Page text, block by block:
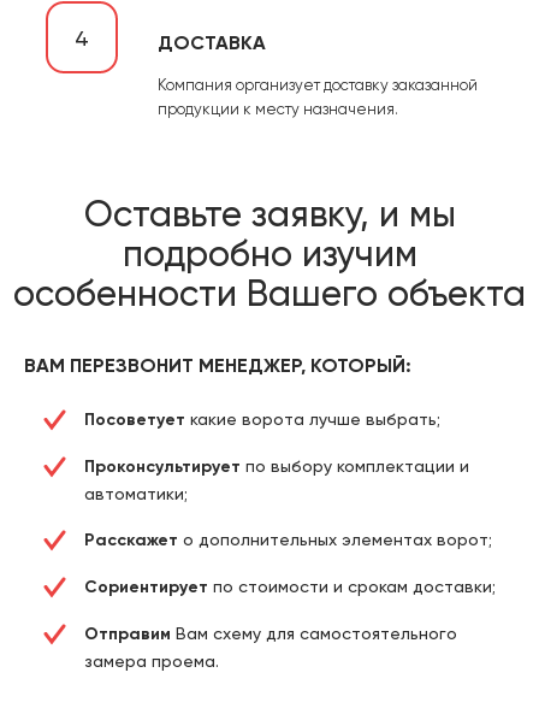
4 ДОСТАВКА
Компания организует доставку заказанной
продукции к месту назначения.
Оставьте заявку, и мы
подробно изучим
особенности Вашего объекта
ВАМ ПЕРЕЗВОНИТ МЕНЕДЖЕР, КОТОРЫЙ:
Посоветует какие ворота лучше выбрать;
Проконсультирует по выбору комплектации и
автоматики;
Расскажет о дополнительных элементах ворот;
Сориентирует по стоимости и срокам доставки;
Отправим Вам схему для самостоятельного
замера проема.